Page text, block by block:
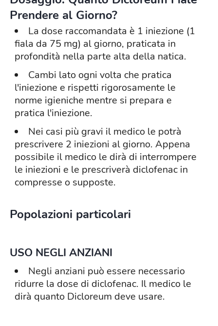
Prendere al Giorno?
La dose raccomandata è 1 iniezione (1
fiala da 75 mg) al giorno, praticata in
profondità nella parte alta della natica.
Cambi lato ogni volta che pratica
l'iniezione e rispetti rigorosamente le
norme igieniche mentre si prepara e
pratica l'iniezione.
Nei casi più gravi il medico le potrà
prescrivere 2 iniezioni al giorno. Appena
possibile il medico le dirà di interrompere
le iniezioni e le prescriverà diclofenac in
compresse o supposte.
Popolazioni particolari
USO NEGLI ANZIANI
Negli anziani può essere necessario
ridurre la dose di diclofenac. Il medico le
dirà quanto Dicloreum deve usare.